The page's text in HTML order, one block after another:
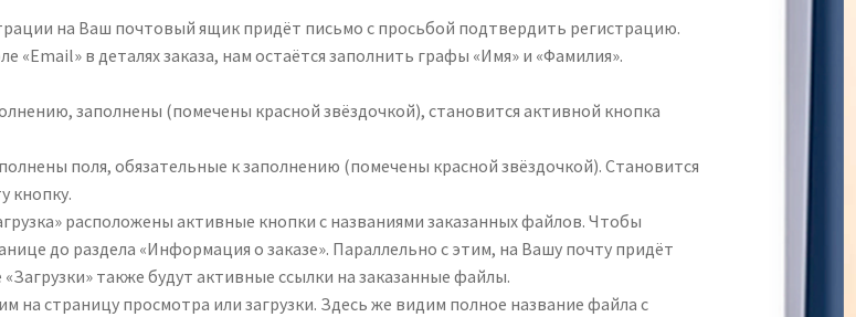
на Ваш почтовый ящик придёт письмо с просьбой подтвердить регистрацию.
в деталях заказа, нам остаётся заполнить графы «Имя» и «Фамилия».
заполнены (помечены красной звёздочкой), становится активной кнопка
поля, обязательные к заполнению (помечены красной звёздочкой). Становится
кнопку.
расположены активные кнопки с названиями заказанных файлов. Чтобы
до раздела «Информация о заказе». Параллельно с этим, на Вашу почту придёт
также будут активные ссылки на заказанные файлы.
на страницу просмотра или загрузки. Здесь же видим полное название файла с